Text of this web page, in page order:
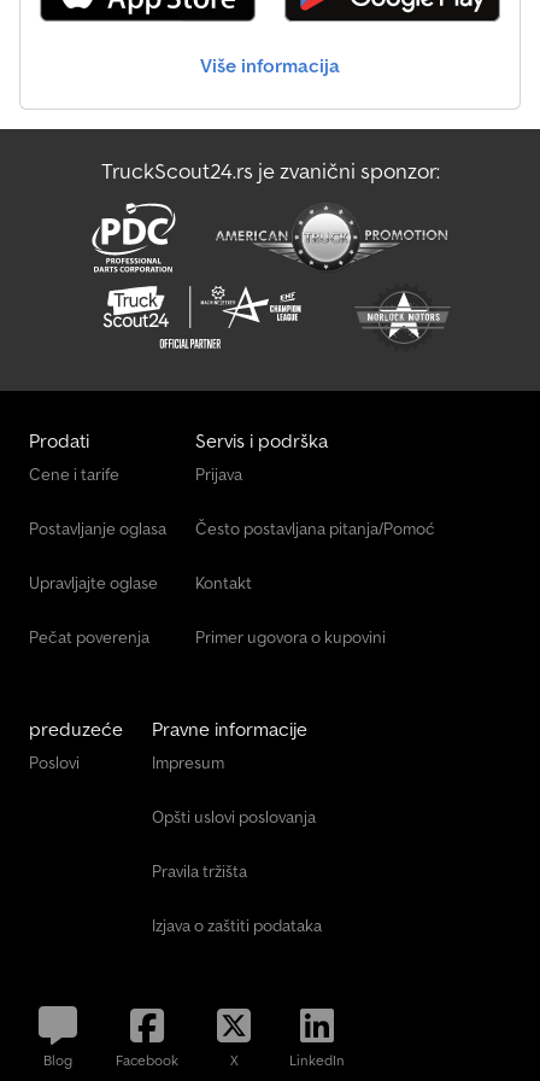
Väderstad Spirit 600S
Väderstad Swift 640
Väderstad Topdown 500
Väderstad Topdown 700
Više informacija
TruckScout24.rs je zvanični sponzor:
Prodati
Cene i tarife
Postavljanje oglasa
Upravljajte oglase
Pečat poverenja
Servis i podrška
Prijava
Često postavljana pitanja/Pomoć
Kontakt
Primer ugovora o kupovini
preduzeće
Poslovi
Pravne informacije
Impresum
Opšti uslovi poslovanja
Pravila tržišta
Izjava o zaštiti podataka
Blog Facebook X LinkedIn